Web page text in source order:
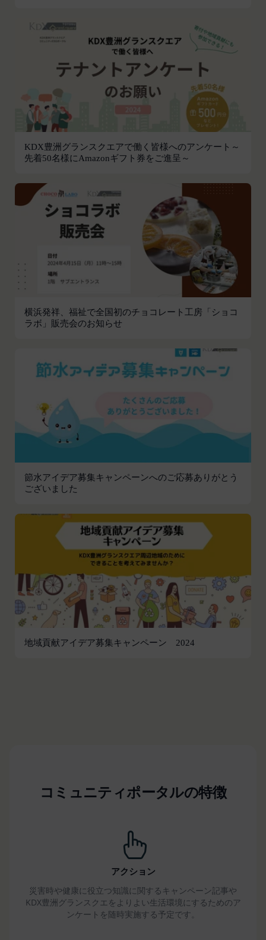
KDX豊洲グランスクエアで働く皆様へのアンケート～
先着50名様にAmazonギフト券をご進呈～
横浜発祥、福祉で全国初のチョコレート工房「ショコ
ラボ」販売会のお知らせ
節水アイデア募集キャンペーンへのご応募ありがとう
ございました
地域貢献アイデア募集キャンペーン 2024
コミュニティポータルの特徴
アクション
災害時や健康に役立つ知識に関するキャンペーン記事や
KDX豊洲グランスクエをよりよい生活環境にするためのア
ンケートを随時実施する予定です。
け出た連絡先に対して通知を行えば足りるものと
し、当該通知は通常到達すべき時に会員に到達した
当社は、本条第１項の通知を当社ウェブサイト上に
おける掲示の方法によって行う場合、当該通知が当
社ウェブサイト上に掲示され、会員が当社ウェブサ
イトにアクセスすることによって当該通知を閲覧す
ることが可能となったときをもって会員への通知が
完了したものとみなします。
第12条（取得情報の取り扱い）
当社は、会員が本サービスの登録その他一切の利用
の過程において、当社が取得した情報の取り扱い
は、プライバシーポリシーの定めによるものとし、
会員は、プライバシーポリシーの定めに従い、当社
が会員から取得した情報を取り扱うことについて、
承諾したものとします。
当社は取得した会員情報を下記の目的に利用するこ
とがあります。
本サービスへのログイン時における本人確認
メールマガジンおよび広告等の情報配信並びに
その成果確認
利用上の注意およびその他当社から会員に対す
当社の商品、サービス、ウェブサイト、コンテ
ンツおよび広告の開発、提供、メンテナンスお
個人を識別できない形式に加工した上での統計
データの作成
お客さまアンケートの実施
マーケティング調査、統計、分析
システムメンテナンス、不具合への対応
技術サポートの提供、会員からの問い合わせ対
応
本規約その他当社が会員との間で定める規約に
違反する行為に対する対応
第13条（サービスの変更・廃止）
当社は、本サービスの運営管理にあたって、以下各
号のいずれかの場合には、会員へ事前の通知、承諾
なく、本サービスを変更・停止または中止できるも
のとします。また、サービスが中止、変更等された
ことにより利用者が被った損害について、当社は責
任を負わないものとします。
その他、やむを得ずシステムの停止が必要と当社が
会員は、当社の事前の書面による承諾なくして、本
規約に基づく権利もしくは義務につき、第三者に対
し、譲渡、移転、担保設定、その他の処分をするこ
当社は本サービスにかかる事業を第三者に譲渡した
場合には、当該事業譲渡に伴い本規約に基づく権利
および義務並びに会員の登録事項その他の情報を当